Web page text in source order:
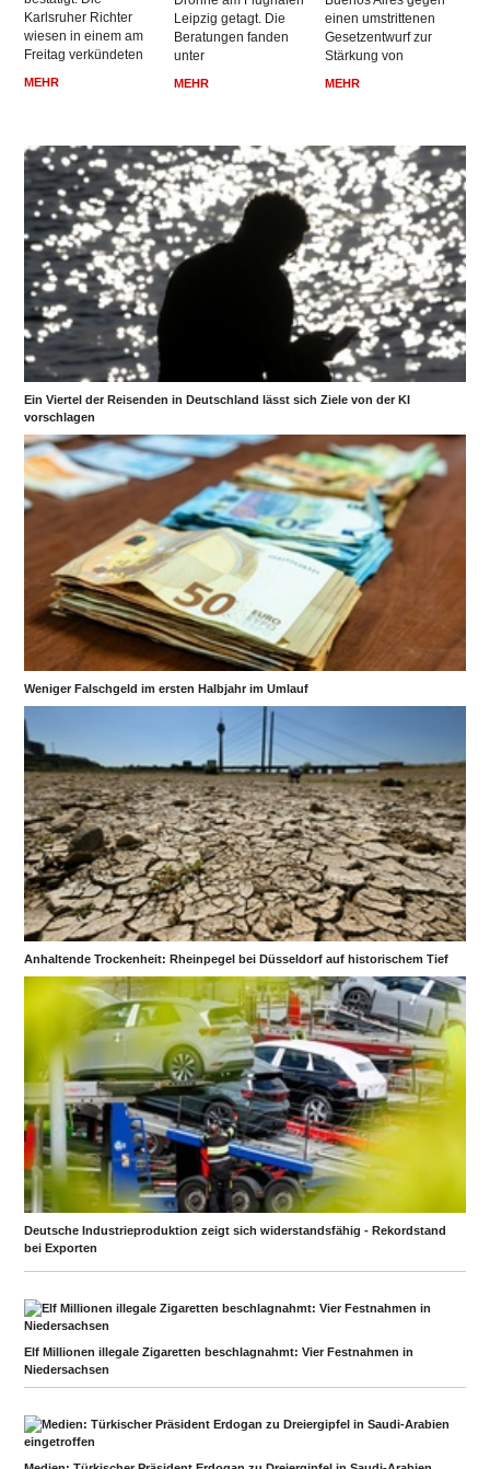
Karlsruher Richter
wiesen in einem am
Freitag verkündeten
MEHR
Leipzig getagt. Die
Beratungen fanden
unter
MEHR
einen umstrittenen
Gesetzentwurf zur
Stärkung von
MEHR
Ein Viertel der Reisenden in Deutschland lässt sich Ziele von der KI
vorschlagen
Weniger Falschgeld im ersten Halbjahr im Umlauf
Anhaltende Trockenheit: Rheinpegel bei Düsseldorf auf historischem Tief
Deutsche Industrieproduktion zeigt sich widerstandsfähig - Rekordstand
bei Exporten
Elf Millionen illegale Zigaretten beschlagnahmt: Vier Festnahmen in
Niedersachsen